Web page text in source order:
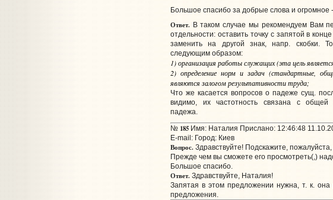
Большое спасибо за добрые слова и огромное
Ответ.В таком случае мы рекомендуем Вам
отдельности: оставить точку с запятой в
заменить на другой знак, напр. скобки.
следующим образом:
1) организация работы служащих (эта цель
2) определение норм и задач (стандартные,
являются залогом результативности труда;
Что же касается вопросов о падеже сущ.
видимо, их частотность связана с общей
падежа.
№ 185Имя: Наталия Прислано: 12:46:48
E-mail: Город: Киев
Вопрос.Здравствуйте! Подскажите,
Прежде чем вы сможете его просмотреть(,)
Большое спасибо.
Ответ.Здравствуйте, Наталия!
Запятая в этом предложении нужна, т. к. она
предложения.